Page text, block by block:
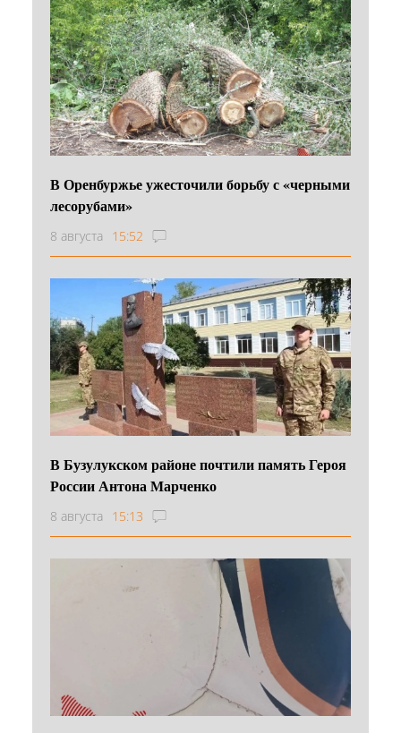
В Оренбуржье ужесточили борьбу с «черными
лесорубами»
8 августа 15:52
В Бузулукском районе почтили память Героя
России Антона Марченко
8 августа 15:13